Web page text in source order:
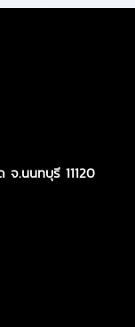
จ.นนทบุรี 11120